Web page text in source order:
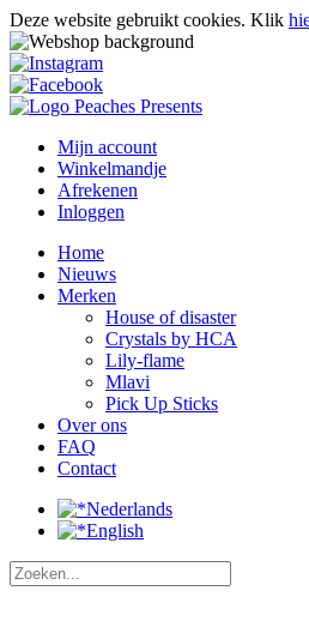
Deze website gebruikt cookies. Klik
Mijn account
Winkelmandje
Afrekenen
Inloggen
Home
Nieuws
Merken
House of disaster
Crystals by HCA
Lily-flame
Mlavi
Pick Up Sticks
Over ons
FAQ
Contact
Nederlands
English